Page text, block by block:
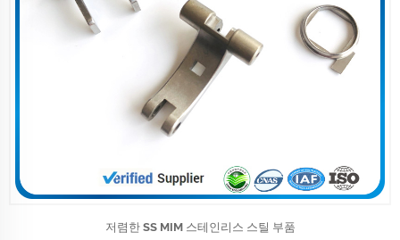
저렴한 SS MIM 스테인리스 스틸 부품